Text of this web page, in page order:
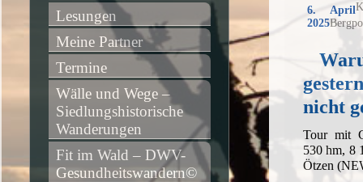
6. April
2025
nicht
Tour mit
530 hm, 8
Ötzen
Lesungen
Meine Partner
Termine
Wälle und Wege –
Siedlungshistorische
Wanderungen
Fit im Wald – DWV-
Gesundheitswandern©